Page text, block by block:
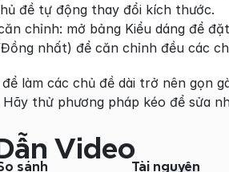
đề tự động thay đổi kích thước.
chỉnh: mở bảng Kiểu dáng để
nhất) để căn chỉnh đều các
làm các chủ đề dài trở nên gọn
thử phương pháp kéo để sửa
Video
sánh Tài nguyên